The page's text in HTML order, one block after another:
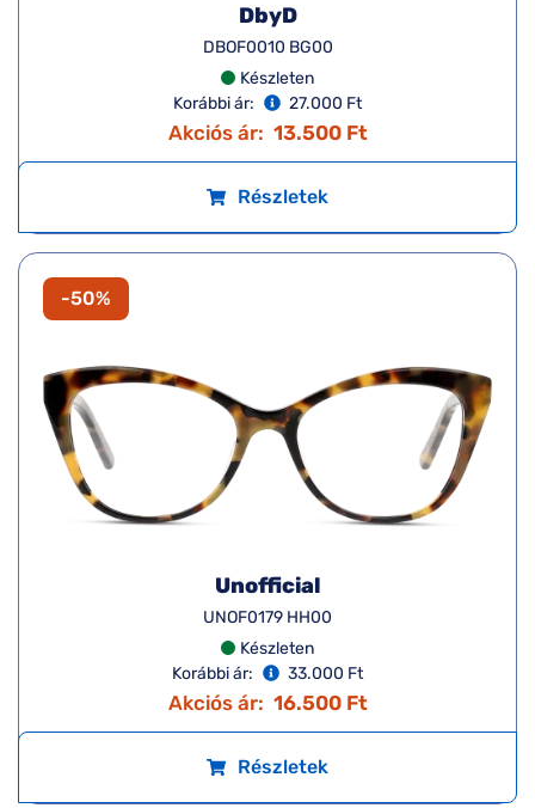
DbyD
DBOF0010 BG00
Készleten
Korábbi ár:
27.000 Ft
Akciós ár: 13.500 Ft
Részletek
-50%
Unofficial
UNOF0179 HH00
Készleten
Korábbi ár:
33.000 Ft
Akciós ár: 16.500 Ft
Részletek